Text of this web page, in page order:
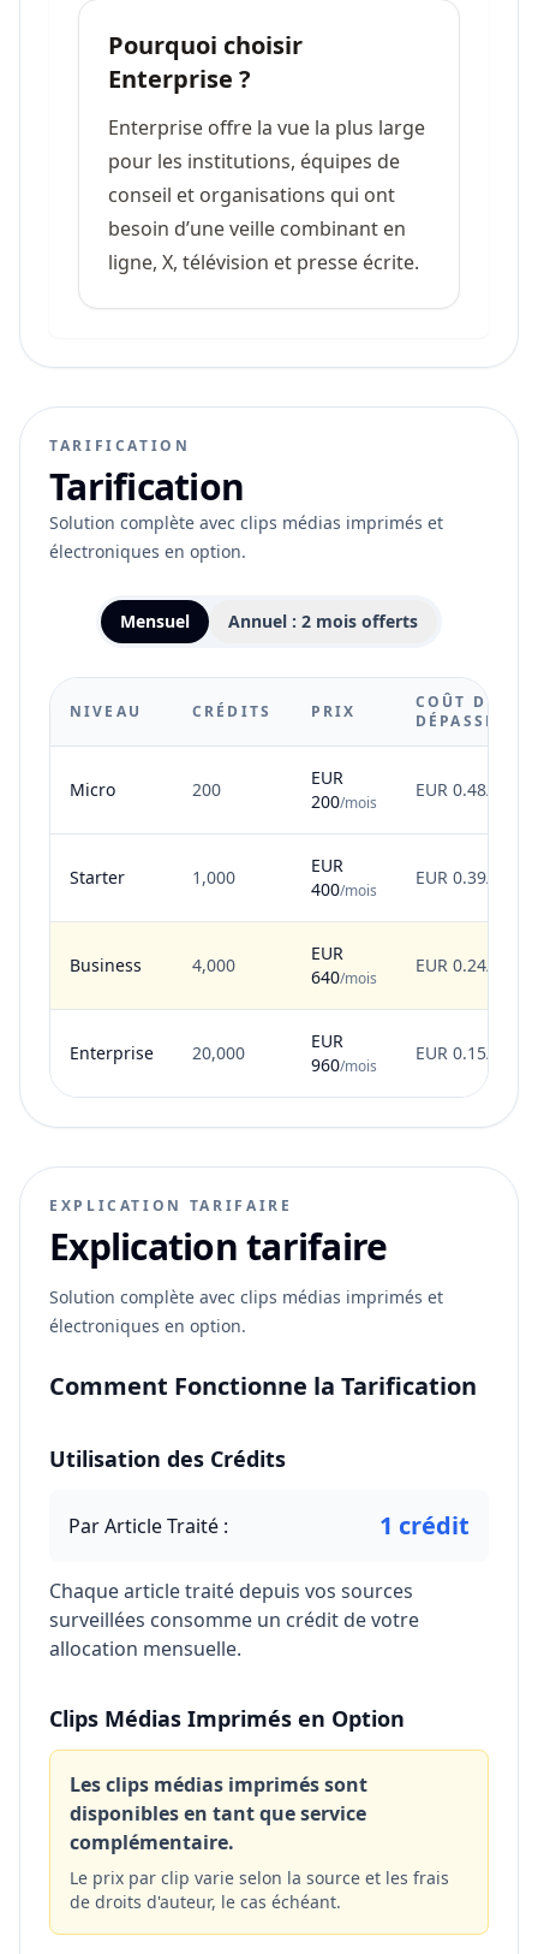
Pourquoi choisir
Enterprise ?
Enterprise offre la vue la plus large
pour les institutions, équipes de
conseil et organisations qui ont
besoin d’une veille combinant en
ligne, X, télévision et presse écrite.
TARIFICATION
Tarification
Solution complète avec clips médias imprimés et
électroniques en option.
Mensuel Annuel : 2 mois offerts
NIVEAU CRÉDITS PRIX
COÛT DE
Micro 200
EUR
200/mois
EUR 0.48/crédit
Starter 1,000
EUR
400/mois
EUR 0.39/crédit
Business 4,000
EUR
640/mois
EUR 0.24/crédit
Enterprise 20,000
EUR
960/mois
EUR 0.15/crédit
EXPLICATION TARIFAIRE
Explication tarifaire
Solution complète avec clips médias imprimés et
électroniques en option.
Comment Fonctionne la Tarification
Utilisation des Crédits
Par Article Traité : 1 crédit
Chaque article traité depuis vos sources
surveillées consomme un crédit de votre
allocation mensuelle.
Clips Médias Imprimés en Option
Les clips médias imprimés sont
disponibles en tant que service
complémentaire.
Le prix par clip varie selon la source et les frais
de droits d'auteur, le cas échéant.